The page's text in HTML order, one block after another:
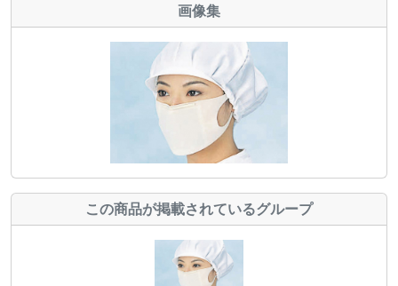
画像集
この商品が掲載されているグループ